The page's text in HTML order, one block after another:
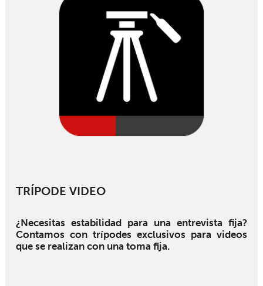
TRÍPODE VIDEO
¿Necesitas estabilidad para una entrevista fija?
Contamos con trípodes exclusivos para videos
que se realizan con una toma fija.